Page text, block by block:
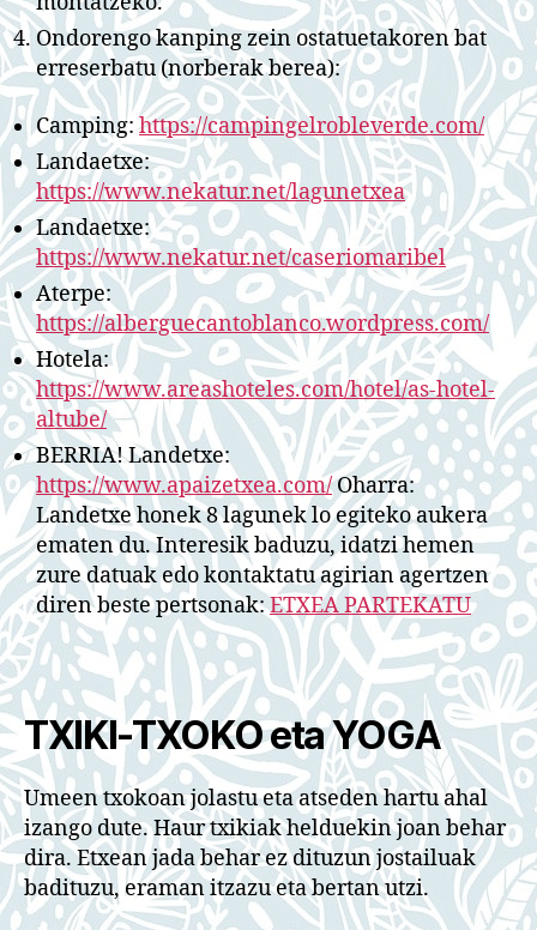
Ondorengo kanping zein ostatuetakoren bat
erreserbatu (norberak berea):
Camping: https://campingelrobleverde.com/
Landaetxe:
https://www.nekatur.net/lagunetxea
Landaetxe:
https://www.nekatur.net/caseriomaribel
Aterpe:
https://alberguecantoblanco.wordpress.com/
Hotela:
https://www.areashoteles.com/hotel/as-hotel-
altube/
BERRIA! Landetxe:
https://www.apaizetxea.com/Oharra:
Landetxe honek 8 lagunek lo egiteko aukera
ematen du. Interesik baduzu, idatzi hemen
zure datuak edo kontaktatu agirian agertzen
diren beste pertsonak:ETXEA PARTEKATU
TXIKI-TXOKO eta YOGA
Umeen txokoan jolastu eta atseden hartu ahal
izango dute. Haur txikiak helduekin joan behar
dira. Etxean jada behar ez dituzun jostailuak
badituzu, eraman itzazu eta bertan utzi.